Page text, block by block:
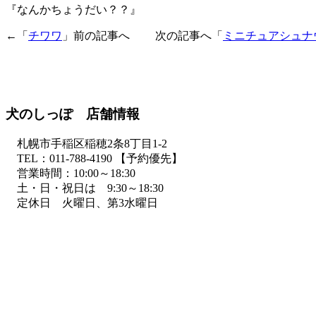
『なんかちょうだい？？』
←「 チワワ 」前の記事へ 次の記事へ「 ミニチュアシュナ
犬のしっぽ 店舗情報
札幌市手稲区稲穂2条8丁目1-2
TEL：011-788-4190 【予約優先】
営業時間：10:00～18:30
土・日・祝日は 9:30～18:30
定休日 火曜日、第3水曜日